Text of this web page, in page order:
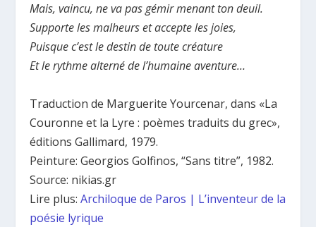
Mais, vaincu, ne va pas gémir menant ton deuil.
Supporte les malheurs et accepte les joies,
Puisque c’est le destin de toute créature
Et le rythme alterné de l’humaine aventure…
Traduction de Marguerite Yourcenar, dans «La
Couronne et la Lyre : poèmes traduits du grec»,
éditions Gallimard, 1979.
Peinture: Georgios Golfinos, “Sans titre”, 1982.
Source: nikias.gr
Lire plus:Archiloque de Paros | L’inventeur de la
poésie lyrique